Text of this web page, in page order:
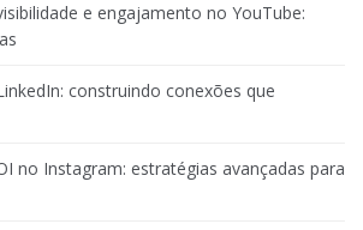
e engajamento no YouTube:
construindo conexões que
no Instagram: estratégias avançadas para